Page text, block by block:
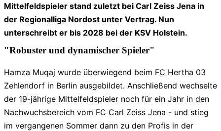
Mittelfeldspieler stand zuletzt bei Carl Zeiss Jena in
der Regionalliga Nordost unter Vertrag. Nun
unterschreibt er bis 2028 bei der KSV Holstein.
"Robuster und dynamischer Spieler"
Hamza Muqaj wurde überwiegend beim FC Hertha 03
Zehlendorf in Berlin ausgebildet. Anschließend wechselte
der 19-jährige Mittelfeldspieler noch für ein Jahr in den
Nachwuchsbereich vom FC Carl Zeiss Jena - und stieg
im vergangenen Sommer dann zu den Profis in der